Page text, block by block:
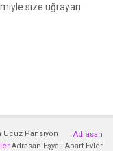
size uğrayan
Ucuz Pansiyon
Adrasan
Adrasan Eşyalı Apart Evler